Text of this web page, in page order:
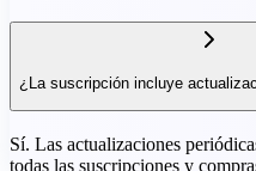
¿La suscripción incluye
Sí. Las actualizaciones
todas las suscripciones y